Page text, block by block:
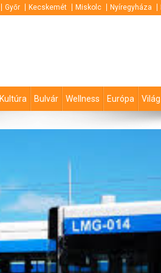
Győr Kecskemét Miskolc Nyíregyháza
Kultúra Bulvár Wellness Európa Világ